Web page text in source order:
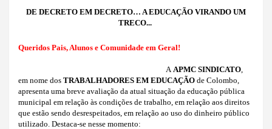
DE DECRETO EM DECRETO… A EDUCAÇÃO VIRANDO UM
TRECO...
Queridos Pais, Alunos e Comunidade em Geral!
AAPMC SINDICATO,
em nome dos TRABALHADORES EM EDUCAÇÃO de Colombo,
apresenta uma breve avaliação da atual situação da educação pública
municipal em relação às condições de trabalho, em relação aos direitos
que estão sendo desrespeitados, em relação ao uso do dinheiro público
utilizado. Destaca-se nesse momento: